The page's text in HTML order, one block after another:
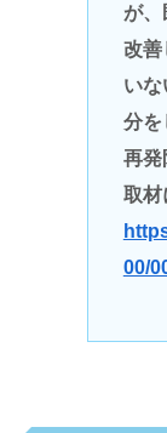
が、
改善
い
分を
再発
取材
00/